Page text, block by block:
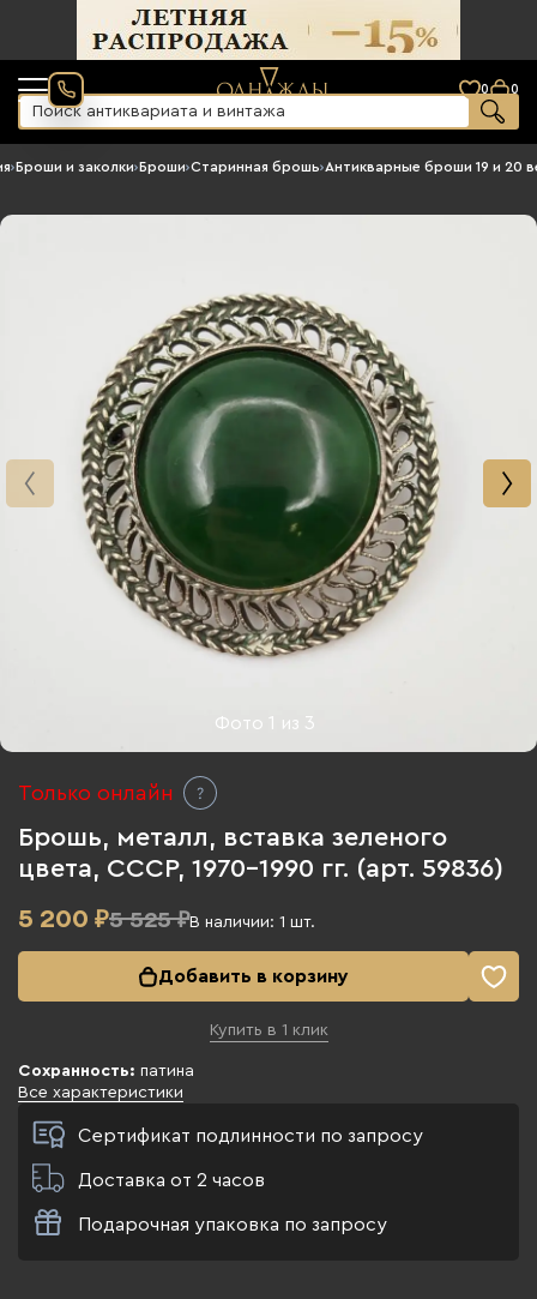
0 0
›Броши и заколки›Броши›Старинная брошь›Антикварные броши 19 и 20
Фото 1 из 3
Только онлайн
Брошь, металл, вставка зеленого
цвета, СССР, 1970-1990 гг. (арт. 59836)
5 200 ₽5 525 ₽В наличии: 1 шт.
Добавить в корзину
Купить в 1 клик
Сохранность: патина
Все характеристики
Сертификат подлинности по запросу
Доставка от 2 часов
Подарочная упаковка по запросу